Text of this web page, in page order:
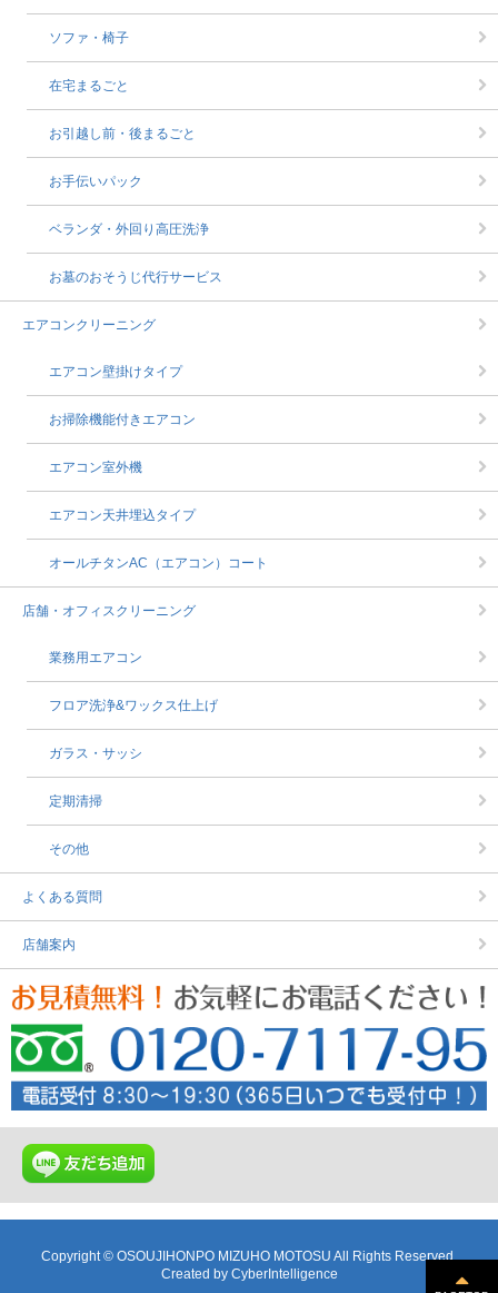
ソファ・椅子
在宅まるごと
お引越し前・後まるごと
お手伝いパック
ベランダ・外回り高圧洗浄
お墓のおそうじ代行サービス
エアコンクリーニング
エアコン壁掛けタイプ
お掃除機能付きエアコン
エアコン室外機
エアコン天井埋込タイプ
オールチタンAC（エアコン）コート
店舗・オフィスクリーニング
業務用エアコン
フロア洗浄&ワックス仕上げ
ガラス・サッシ
定期清掃
その他
よくある質問
店舗案内
Copyright © OSOUJIHONPO MIZUHO MOTOSU All Rights Reserved.
Created by CyberIntelligence